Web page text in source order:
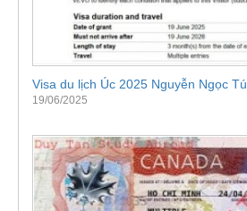
Visa du lịch Úc 2025 Nguyễn Ngọc Tú
19/06/2025